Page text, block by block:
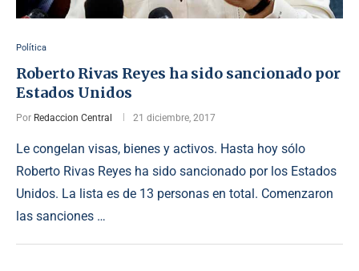
Política
Roberto Rivas Reyes ha sido sancionado por
Estados Unidos
Por Redaccion Central 21 diciembre, 2017
Le congelan visas, bienes y activos. Hasta hoy sólo
Roberto Rivas Reyes ha sido sancionado por los Estados
Unidos. La lista es de 13 personas en total. Comenzaron
las sanciones …